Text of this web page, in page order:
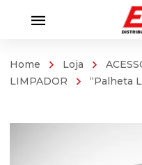
Home Loja
LIMPADOR
“Palheta